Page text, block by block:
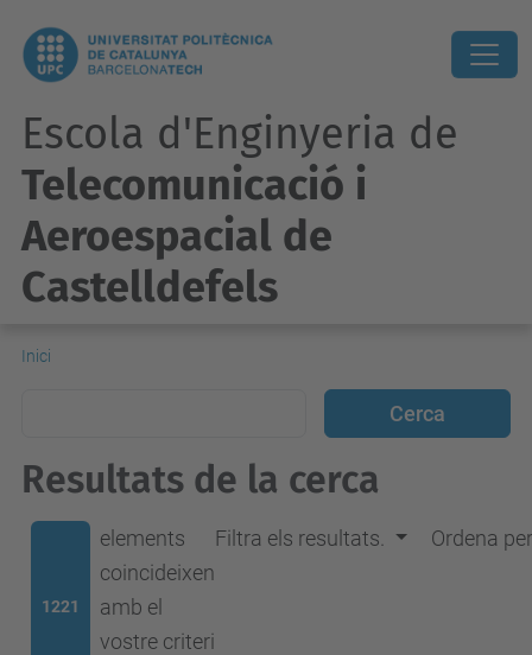
Escola d'Enginyeria de
Telecomunicació i
Aeroespacial de
Castelldefels
Inici
Resultats de la cerca
1221
elements
coincideixen
amb el
vostre criteri
Filtra els resultats. Ordena